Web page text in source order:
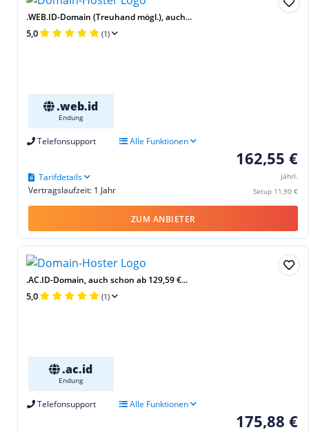
.WEB.ID-Domain (Treuhand mögl.), auch...
5,0 (1)
.web.id
Endung
Telefonsupport Alle Funktionen
162,55 €
jährl.
Setup 11,90 €
Vertragslaufzeit: 1 Jahr
Tarifdetails
ZUM ANBIETER
.AC.ID-Domain, auch schon ab 129,59 €...
5,0 (1)
.ac.id
Endung
Telefonsupport Alle Funktionen
175,88 €